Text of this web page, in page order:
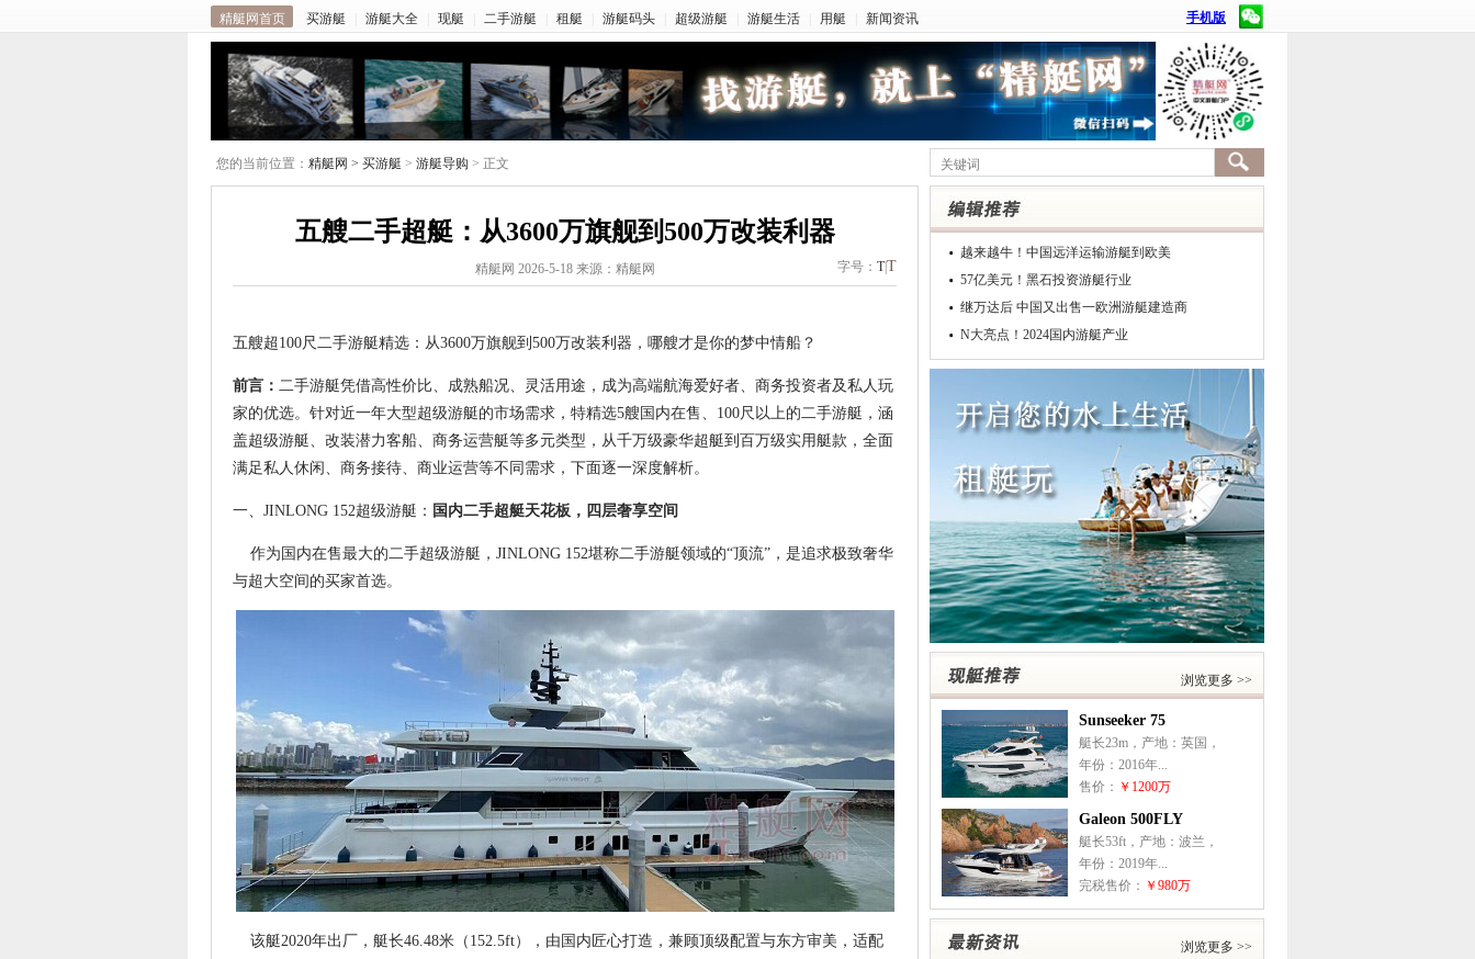
精艇网首页 买游艇 游艇大全 现艇 二手游艇 租艇 游艇码头 超级游艇 游艇生活 用艇 新闻资讯 手机版
您的当前位置： 精艇网 > 买游艇 > 游艇导购 > 正文
五艘二手超艇：从3600万旗舰到500万改装利器
精艇网 2026-5-18 来源：精艇网 字号： T|T
五艘超100尺二手游艇精选：从3600万旗舰到500万改装利器，哪艘才是你的梦中情船？
前言： 二手游艇凭借高性价比、成熟船况、灵活用途，成为高端航海爱好者、商务投资者及私人玩
家的优选。针对近一年大型超级游艇的市场需求，特精选5艘国内在售、100尺以上的二手游艇，涵
盖超级游艇、改装潜力客船、商务运营艇等多元类型，从千万级豪华超艇到百万级实用艇款，全面
满足私人休闲、商务接待、商业运营等不同需求，下面逐一深度解析。
一、JINLONG 152超级游艇： 国内二手超艇天花板，四层奢享空间
作为国内在售最大的二手超级游艇，JINLONG 152堪称二手游艇领域的“顶流”，是追求极致奢华
与超大空间的买家首选。
该艇2020年出厂，艇长46.48米（152.5ft），由国内匠心打造，兼顾顶级配置与东方审美，适配
越来越牛！中国远洋运输游艇到欧美
57亿美元！黑石投资游艇行业
继万达后 中国又出售一欧洲游艇建造商
N大亮点！2024国内游艇产业
浏览更多 >>
Sunseeker 75
艇长23m，产地：英国，
年份：2016年...
售价： ￥1200万
Galeon 500FLY
艇长53ft，产地：波兰，
年份：2019年...
完税售价： ￥980万
浏览更多 >>